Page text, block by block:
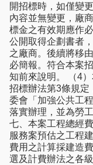
開招標時，如僅變
內容並無變更，廠
標金之有效期應作
公開取得企劃書者
之廠商。後續將移
必簡報。符合本案
知前來說明。 （4
招標辦法第3條規定
委會「加強公共工
落實辦理，並為勞
七、本案工程總經
服務案預估之工程
費用之計算採建造
選及計費辦法之各